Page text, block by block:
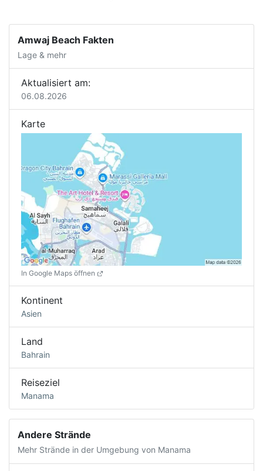
Amwaj Beach Fakten
Lage & mehr
Aktualisiert am:
06.08.2026
Karte
In Google Maps öffnen
Kontinent
Asien
Land
Bahrain
Reiseziel
Manama
Andere Strände
Mehr Strände in der Umgebung von Manama